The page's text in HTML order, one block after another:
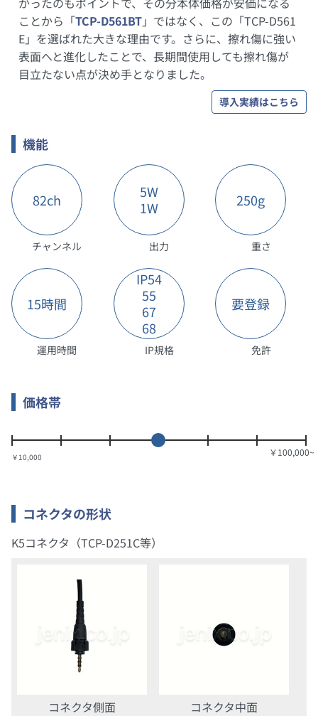
ことから「TCP-D561BT」ではなく、この「TCP-D561
E」を選ばれた大きな理由です。さらに、擦れ傷に強い
表面へと進化したことで、長期間使用しても擦れ傷が
目立たない点が決め手となりました。
導入実績はこちら
機能
82ch
チャンネル
5W
1W
出力
250g
重さ
15時間
運用時間
IP54
55
67
68
IP規格
要登録
免許
価格帯
￥10,000
コネクタの形状
K5コネクタ（TCP-D251C等）
コネクタ側面 コネクタ中面